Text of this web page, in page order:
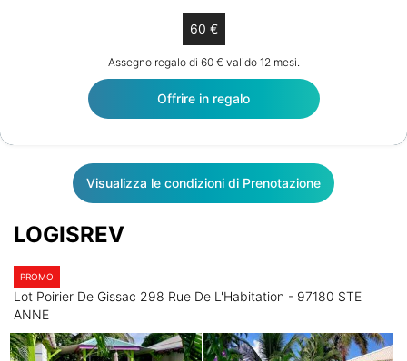
60 €
Assegno regalo di 60 € valido 12 mesi.
Offrire in regalo
Visualizza le condizioni di Prenotazione
LOGISREV
PROMO
Lot Poirier De Gissac 298 Rue De L'Habitation - 97180 STE
ANNE